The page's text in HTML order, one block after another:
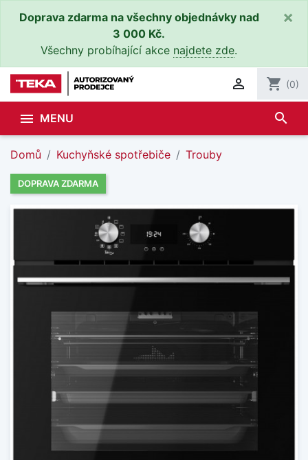
Doprava zdarma na všechny objednávky nad
3 000 Kč.
Všechny probíhající akce najdete zde.
×
 shopping_cart (0)
 MENU search
Domů Kuchyňské spotřebiče Trouby
DOPRAVA ZDARMA